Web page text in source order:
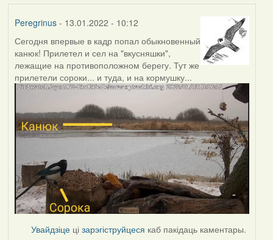
Peregrinus- 13.01.2022 - 10:12
Сегодня впервые в кадр попал обыкновенный
канюк! Прилетел и сел на "вкусняшки",
лежащие на противоположном берегу. Тут же
прилетели сороки... и туда, и на кормушку...
Увайдзіце цізарэгіструйцеся каб пакідаць каментары.